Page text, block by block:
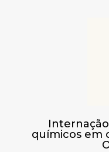
químicos em